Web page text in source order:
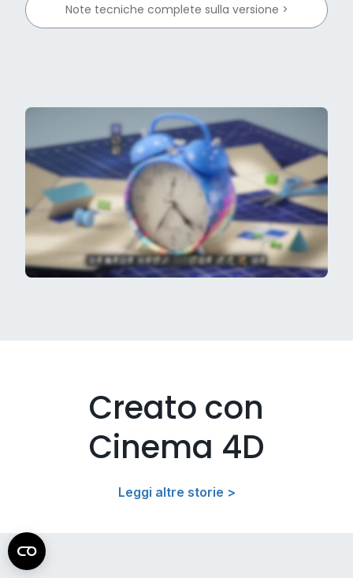
Note tecniche complete sulla versione >
Creato con
Cinema 4D
Leggi altre storie >